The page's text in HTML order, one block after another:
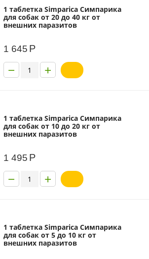
1 таблетка Simparica Симпарика
для собак от 20 до 40 кг от
внешних паразитов
1 645 Р
+
−
1 таблетка Simparica Симпарика
для собак от 10 до 20 кг от
внешних паразитов
1 495 Р
+
−
1 таблетка Simparica Симпарика
для собак от 5 до 10 кг от
внешних паразитов